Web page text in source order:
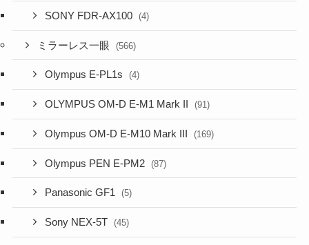
SONY FDR-AX100 (4)
ミラーレス一眼 (566)
Olympus E-PL1s (4)
OLYMPUS OM-D E-M1 Mark II (91)
Olympus OM-D E-M10 Mark III (169)
Olympus PEN E-PM2 (87)
Panasonic GF1 (5)
Sony NEX-5T (45)